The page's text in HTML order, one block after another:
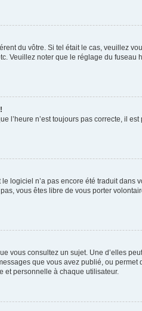
du vôtre. Si tel était le cas, veuillez
Veuillez noter que le réglage du
l’heure n’est toujours pas correcte, il
logiciel n’a pas encore été traduit
vous êtes libre de vous porter
vous consultez un sujet. Une d’elles
que vous avez publié, ou
et personnelle à chaque utilisateur.